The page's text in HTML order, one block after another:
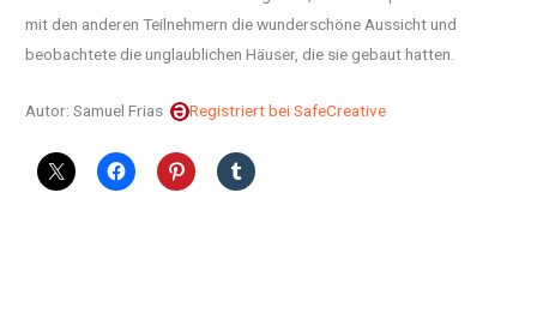
mit den anderen Teilnehmern die wunderschöne Aussicht und
beobachtete die unglaublichen Häuser, die sie gebaut hatten.
Autor: Samuel Frias Registriert bei SafeCreative